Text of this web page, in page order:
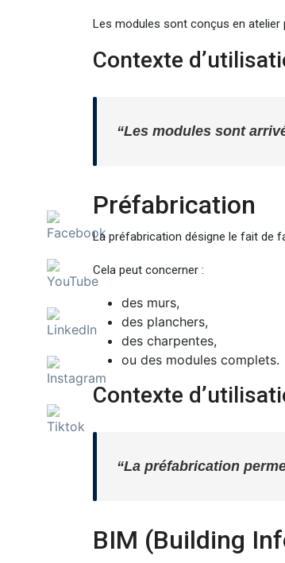
Les modules sont conçus en atelier
Contexte
“Les modules sont
Préfabrication
La préfabrication désigne le fait de
Cela peut concerner :
des murs,
des planchers,
des charpentes,
ou des modules complets.
Contexte
“La préfabrication
BIM (Building